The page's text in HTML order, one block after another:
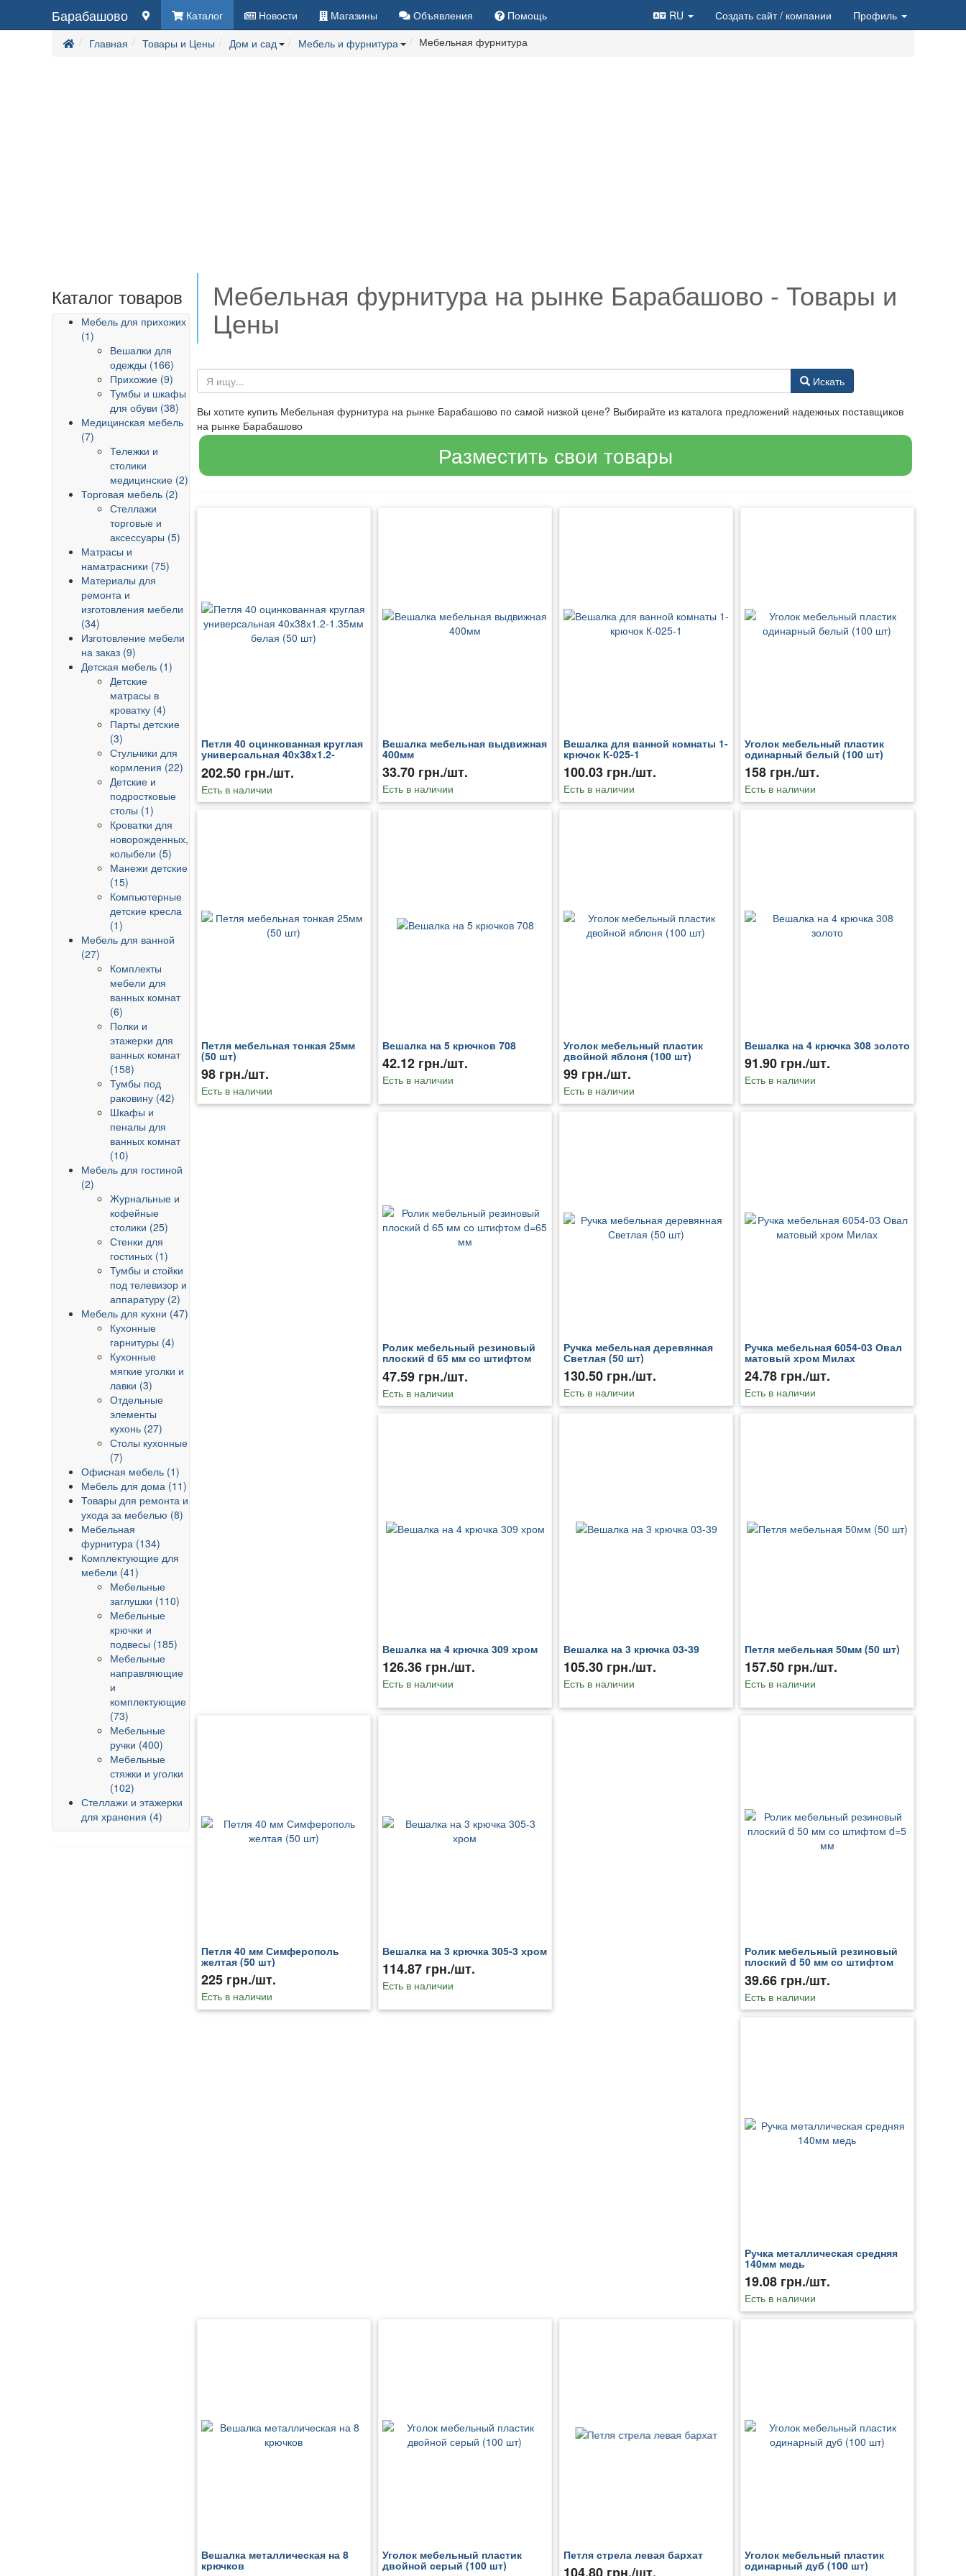
Барабашово Каталог Новости Магазины Объявления Помощь RU Создать сайт/ компании
Профиль
Главная
Товары и Цены Дом и сад Мебель и фурнитура Мебельная фурнитура
Каталог товаров
Мебель для прихожих
(1)
Вешалки для
одежды (166)
Прихожие (9)
Тумбы и шкафы
для обуви (38)
Медицинская мебель
(7)
Тележки и
столики
медицинские (2)
Торговая мебель (2)
Стеллажи
торговые и
аксессуары (5)
Матрасы и
наматрасники (75)
Материалы для
ремонта и
изготовления мебели
(34)
Изготовление мебели
на заказ (9)
Детская мебель (1)
Детские
матрасы в
кроватку (4)
Парты детские
(3)
Стульчики для
кормления (22)
Детские и
подростковые
столы (1)
Кроватки для
новорожденных,
колыбели (5)
Манежи детские
(15)
Компьютерные
детские кресла
(1)
Мебель для ванной
(27)
Комплекты
мебели для
ванных комнат
(6)
Полки и
этажерки для
ванных комнат
(158)
Тумбы под
раковину (42)
Шкафы и
пеналы для
ванных комнат
(10)
Мебель для гостиной
(2)
Журнальные и
кофейные
столики (25)
Стенки для
гостиных (1)
Тумбы и стойки
под телевизор и
аппаратуру (2)
Мебель для кухни (47)
Кухонные
гарнитуры (4)
Кухонные
мягкие уголки и
лавки (3)
Отдельные
элементы
кухонь (27)
Столы кухонные
(7)
Офисная мебель (1)
Мебель для дома (11)
Товары для ремонта и
ухода за мебелью (8)
Мебельная
фурнитура (134)
Комплектующие для
мебели (41)
Мебельные
заглушки (110)
Мебельные
крючки и
подвесы (185)
Мебельные
направляющие
и
комплектующие
(73)
Мебельные
ручки (400)
Мебельные
стяжки и уголки
(102)
Стеллажи и этажерки
для хранения (4)
Мебельная фурнитура на рынке Барабашово - Товары и
Цены
Искать
Вы хотите купить Мебельная фурнитура на рынке Барабашово по самой низкой цене? Выбирайте из каталога предложений надежных поставщиков
на рынке Барабашово
Разместить свои товары
Петля 40 оцинкованная круглая
универсальная 40х38х1.2-
1.35мм белая (50 шт)
202.50 грн./шт.
Есть в наличии
Вешалка мебельная выдвижная
400мм
33.70 грн./шт.
Есть в наличии
Вешалка для ванной комнаты 1-
крючок К-025-1
100.03 грн./шт.
Есть в наличии
Уголок мебельный пластик
одинарный белый (100 шт)
158 грн./шт.
Есть в наличии
Петля мебельная тонкая 25мм
(50 шт)
98 грн./шт.
Есть в наличии
Вешалка на 5 крючков 708
42.12 грн./шт.
Есть в наличии
Уголок мебельный пластик
двойной яблоня (100 шт)
99 грн./шт.
Есть в наличии
Вешалка на 4 крючка 308 золото
91.90 грн./шт.
Есть в наличии
Ролик мебельный резиновый
плоский d 65 мм со штифтом
d=65 мм
47.59 грн./шт.
Есть в наличии
Ручка мебельная деревянная
Светлая (50 шт)
130.50 грн./шт.
Есть в наличии
Ручка мебельная 6054-03 Овал
матовый хром Милах
24.78 грн./шт.
Есть в наличии
Вешалка на 4 крючка 309 хром
126.36 грн./шт.
Есть в наличии
Вешалка на 3 крючка 03-39
105.30 грн./шт.
Есть в наличии
Петля мебельная 50мм (50 шт)
157.50 грн./шт.
Есть в наличии
Петля 40 мм Симферополь
желтая (50 шт)
225 грн./шт.
Есть в наличии
Вешалка на 3 крючка 305-3 хром
114.87 грн./шт.
Есть в наличии
Ролик мебельный резиновый
плоский d 50 мм со штифтом
d=5 мм
39.66 грн./шт.
Есть в наличии
Ручка металлическая средняя
140мм медь
19.08 грн./шт.
Есть в наличии
Вешалка металлическая на 8
крючков
Уголок мебельный пластик
двойной серый (100 шт)
Петля стрела левая бархат Уголок мебельный пластик
одинарный дуб (100 шт)